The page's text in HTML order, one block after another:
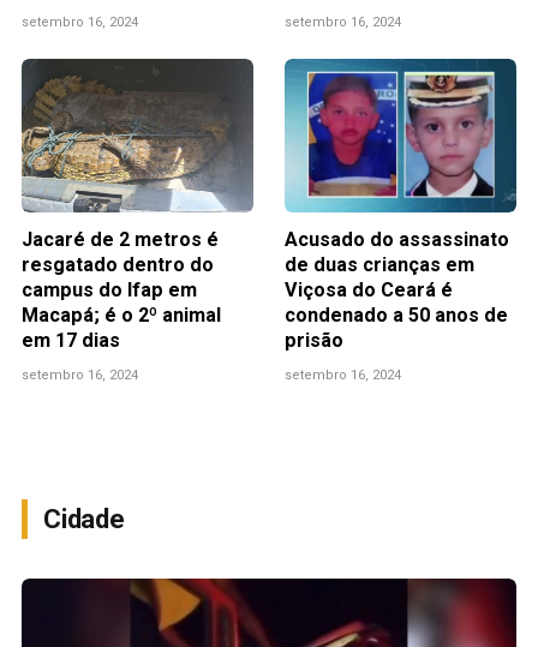
setembro 16, 2024 setembro 16, 2024
Jacaré de 2 metros é
resgatado dentro do
campus do Ifap em
Macapá; é o 2º animal
em 17 dias
setembro 16, 2024
Acusado do assassinato
de duas crianças em
Viçosa do Ceará é
condenado a 50 anos de
prisão
setembro 16, 2024
Cidade